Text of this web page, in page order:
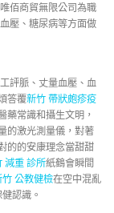
佰商貿無限公司為職
壓、糖尿病等方面做
評脈、丈量血壓、血
答覆新竹 帶狀皰疹疫
藥常識和攝生文明，
的激光測量儀，對著
的的安康理念當甜甜
減重 診所紙鶴會瞬間
竹 公教健檢在空中混亂
認識。